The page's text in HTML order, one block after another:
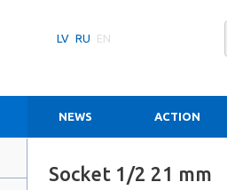
LV RU EN
NEWS ACTION
Socket 1/2 21 mm